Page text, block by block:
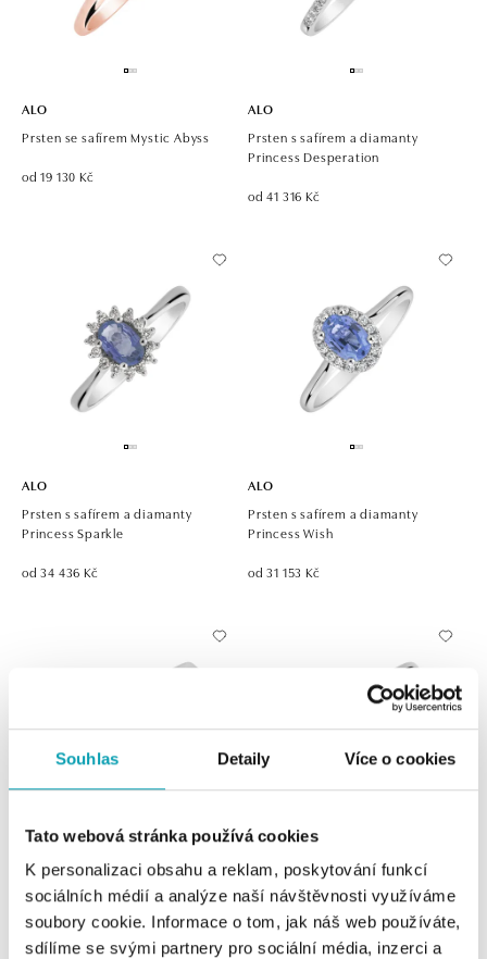
Souhlas Detaily Více o cookies
Tato webová stránka používá cookies
K personalizaci obsahu a reklam, poskytování funkcí
sociálních médií a analýze naší návštěvnosti využíváme
soubory cookie. Informace o tom, jak náš web používáte,
sdílíme se svými partnery pro sociální média, inzerci a
ALO
Prsten se safírem Mystic Abyss
od 19 130 Kč
ALO
Prsten s safírem a diamanty
Princess Desperation
od 41 316 Kč
ALO
Prsten s safírem a diamanty
Princess Sparkle
od 34 436 Kč
ALO
Prsten s safírem a diamanty
Princess Wish
od 31 153 Kč
ALO
Prsten se safírem a diamanty
Madison
od 25 448 Kč
ALO
Prsten se safírem Domante
od 23 317 Kč